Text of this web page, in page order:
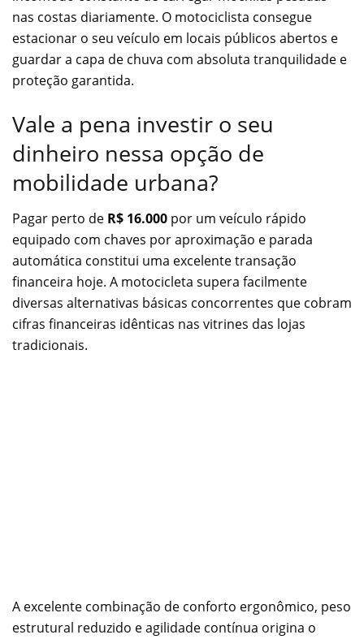
nas costas diariamente. O motociclista consegue
estacionar o seu veículo em locais públicos abertos e
guardar a capa de chuva com absoluta tranquilidade e
proteção garantida.
Vale a pena investir o seu
dinheiro nessa opção de
mobilidade urbana?
Pagar perto de R$ 16.000 por um veículo rápido
equipado com chaves por aproximação e parada
automática constitui uma excelente transação
financeira hoje. A motocicleta supera facilmente
diversas alternativas básicas concorrentes que cobram
cifras financeiras idênticas nas vitrines das lojas
tradicionais.
A excelente combinação de conforto ergonômico, peso
estrutural reduzido e agilidade contínua origina o